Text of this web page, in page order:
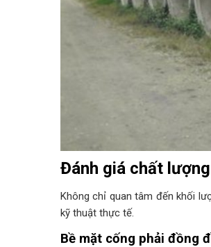
Đánh giá chất
Không chỉ quan tâm đến khối
kỹ thuật thực tế.
Bề mặt cống phải đồng